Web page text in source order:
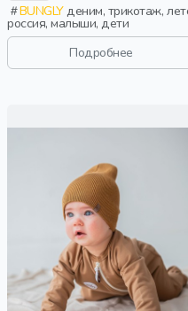
BUNGLYденим, трикотаж, лето,
россия, малыши, дети
Подробнее